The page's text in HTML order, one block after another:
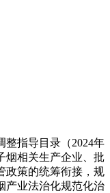
整指导目录（2024年
烟相关生产企业、批
政策的统筹衔接，规
产业法治化规范化治